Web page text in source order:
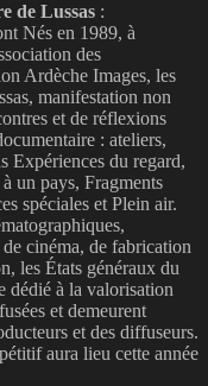
de Lussas :
Nés en 1989, à
des
Ardèche Images, les
manifestation non
et de réflexions
: ateliers,
Expériences du regard,
un pays, Fragments
spéciales et Plein air.
cinéma, de fabrication
les États généraux du
dédié à la valorisation
et demeurent
et des diffuseurs.
aura lieu cette année